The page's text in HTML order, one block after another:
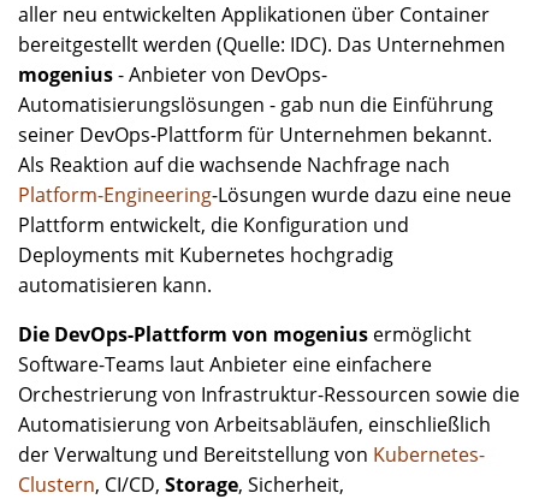
aller neu entwickelten Applikationen über Container
bereitgestellt werden (Quelle: IDC). Das Unternehmen
mogenius- Anbieter von DevOps-
Automatisierungslösungen - gab nun die Einführung
seiner DevOps-Plattform für Unternehmen bekannt.
Als Reaktion auf die wachsende Nachfrage nach
Platform-Engineering-Lösungen wurde dazu eine neue
Plattform entwickelt, die Konfiguration und
Deployments mit Kubernetes hochgradig
automatisieren kann.
Die DevOps-Plattform von mogenius ermöglicht
Software-Teams laut Anbieter eine einfachere
Orchestrierung von Infrastruktur-Ressourcen sowie die
Automatisierung von Arbeitsabläufen, einschließlich
der Verwaltung und Bereitstellung von Kubernetes-
Clustern, CI/CD, Storage, Sicherheit,